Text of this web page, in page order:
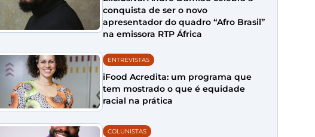
conquista de ser o novo
apresentador do quadro “Afro Brasil”
na emissora RTP África
ENTREVISTAS
iFood Acredita: um programa que
tem mostrado o que é equidade
racial na prática
COLUNISTAS